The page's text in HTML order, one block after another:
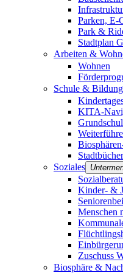
Parken, E-
Park &
Stadtplan
Arbeiten &
Wohnen
Schule & Bildung
KITA-
Soziales
Kinder- &
Menschen
Zuschuss
Biosphäre &